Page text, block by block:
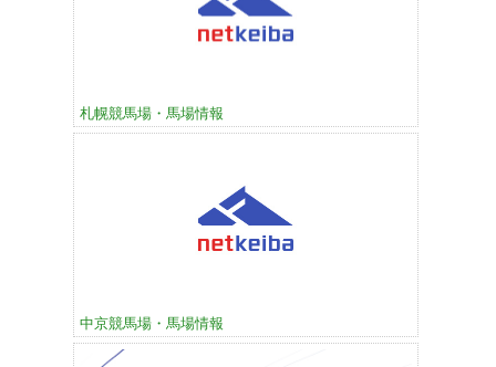
札幌競馬場・馬場情報
中京競馬場・馬場情報